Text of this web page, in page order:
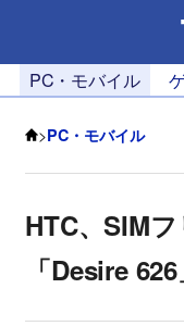
PC・モバイル
>PC・モバイル
HTC、SIMフ
「Desire